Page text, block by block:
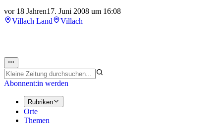
vor 18 Jahren17. Juni 2008 um 16:08
Villach Land
Villach
Abonnent:in werden
Rubriken
Orte
Themen